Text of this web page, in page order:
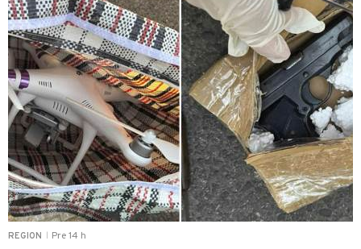
REGION Pre 14 h